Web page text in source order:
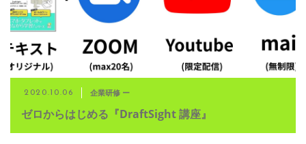
2020.10.06 企業研修 ー
ゼロからはじめる『DraftSight 講座』